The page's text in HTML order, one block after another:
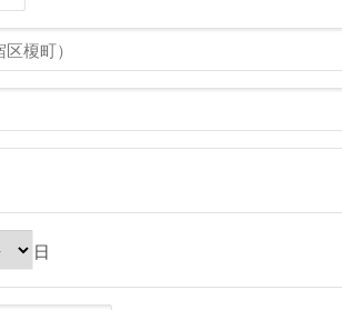
日